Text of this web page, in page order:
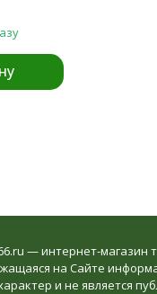
— интернет-магазин
на Сайте
и не является